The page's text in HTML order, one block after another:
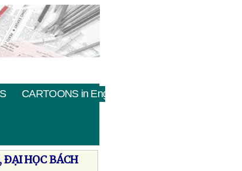
CARTOONS in English
ÐẠI HỌC BÁCH